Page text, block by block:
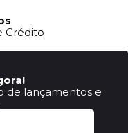
Crédito
de lançamentos e